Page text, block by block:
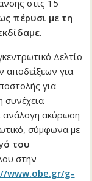
στις 15
πέρυσι με τη
.
Δελτίο
αποδείξεων για
για
συνέχεια
ανάλογη ακύρωση
σύμφωνα με
του
στην
www.obe.gr/g-